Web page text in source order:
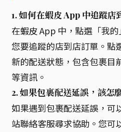
1. 如何在蝦皮 App 中追蹤店
在蝦皮 App 中，點選「我
您要追蹤的店到店訂單。點
新的配送狀態，包含包裹目
等資訊。
2. 如果包裹配送延誤，該怎
如果遇到包裹配送延誤，可
站聯絡客服尋求協助。您可